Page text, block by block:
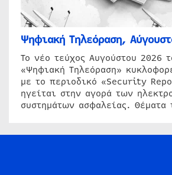
Ψηφιακή Τηλεόραση,
Το νέο τεύχος Αυγούστου 2026
«Ψηφιακή Τηλεόραση»
με το περιοδικό «Security
ηγείται στην αγορά των
συστημάτων ασφαλείας. Θέματα